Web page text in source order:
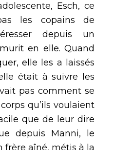
Esch, ce
les copains de
depuis un
en elle. Quand
elle les a laissés
était à suivre les
pas comment se
qu’ils voulaient
que de leur dire
depuis Manni, le
frère aîné, métis à la